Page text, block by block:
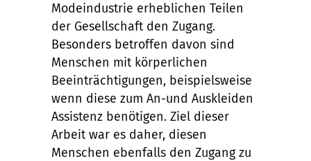
Modeindustrie erheblichen Teilen
der Gesellschaft den Zugang.
Besonders betroffen davon sind
Menschen mit körperlichen
Beeinträchtigungen, beispielsweise
wenn diese zum An-und Auskleiden
Assistenz benötigen. Ziel dieser
Arbeit war es daher, diesen
Menschen ebenfalls den Zugang zu